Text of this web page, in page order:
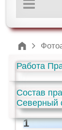
Работа
Состав
Северный
1